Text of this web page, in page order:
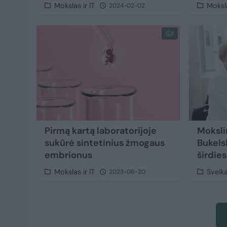
Mokslas ir IT 2024-02-02
1
Pirmą kartą laboratorijoje
sukūrė sintetinius žmogaus
embrionus
Mokslas ir IT 2023-06-20